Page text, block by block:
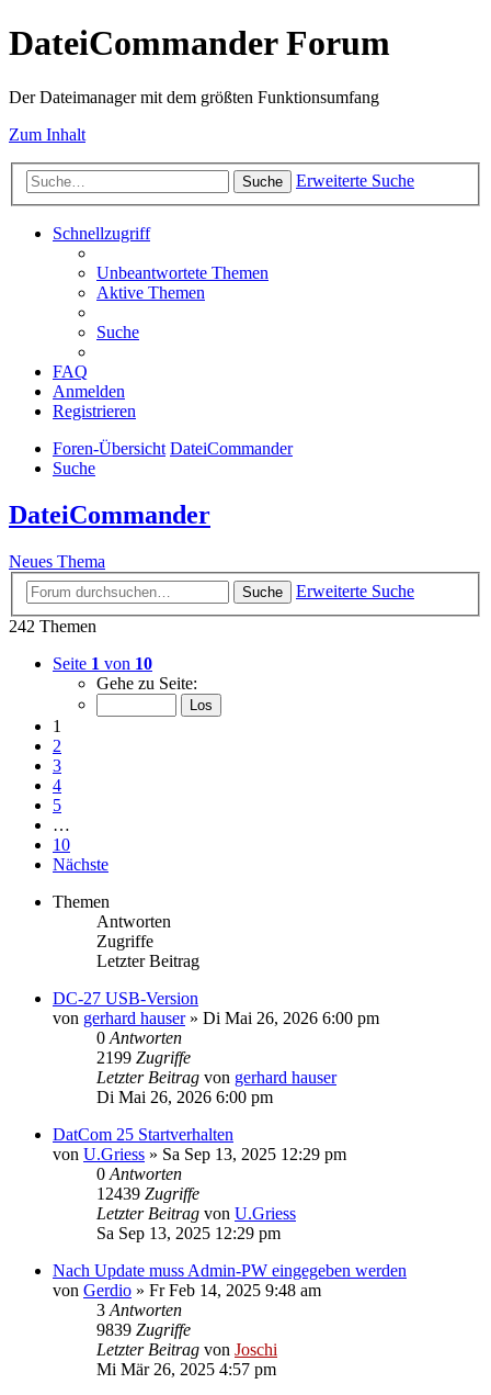
DateiCommander Forum
Der Dateimanager mit dem größten Funktionsumfang
Zum Inhalt
Suche Erweiterte Suche
Schnellzugriff
Unbeantwortete Themen
Aktive Themen
Suche
FAQ
Anmelden
Registrieren
Foren-Übersicht DateiCommander
Suche
DateiCommander
Neues Thema
Suche
Erweiterte Suche
242 Themen
Seite 1 von 10
Gehe zu Seite:
1
2
3
4
5
…
10
Nächste
Themen
Antworten
Zugriffe
Letzter Beitrag
DC-27 USB-Version
von gerhard hauser» Di Mai 26, 2026 6:00 pm
0 Antworten
2199 Zugriffe
Letzter Beitrag von gerhard hauser
Di Mai 26, 2026 6:00 pm
DatCom 25 Startverhalten
von U.Griess » Sa Sep 13, 2025 12:29 pm
0 Antworten
12439 Zugriffe
Letzter Beitrag von U.Griess
Sa Sep 13, 2025 12:29 pm
Nach Update muss Admin-PW eingegeben werden
von Gerdio » Fr Feb 14, 2025 9:48 am
3 Antworten
9839 Zugriffe
Letzter Beitrag von Joschi
Mi Mär 26, 2025 4:57 pm